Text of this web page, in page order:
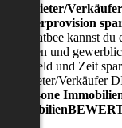
Viermieter/
Maklerprovision
Mit Flatbee kannst
privaten und
viel Geld und Zeit
Vermieter/Verkäufer
All-in-one